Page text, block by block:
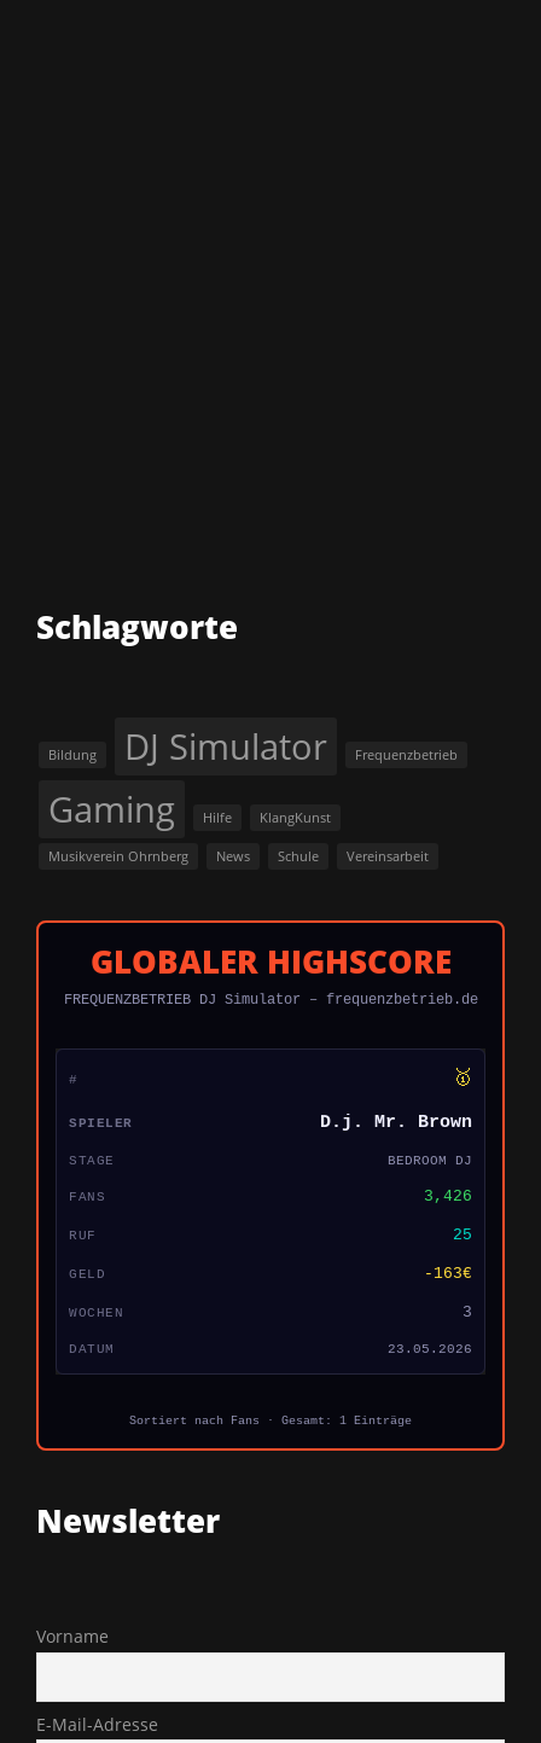
Schlagworte
Bildung DJ Simulator Frequenzbetrieb
Gaming Hilfe KlangKunst
Musikverein Ohrnberg News Schule Vereinsarbeit
GLOBALER HIGHSCORE
FREQUENZBETRIEB DJ Simulator – frequenzbetrieb.de
🥇
D.j. Mr. Brown
BEDROOM DJ
3,426
25
-163€
3
23.05.2026
Sortiert nach Fans · Gesamt: 1 Einträge
Newsletter
Vorname
E-Mail-Adresse